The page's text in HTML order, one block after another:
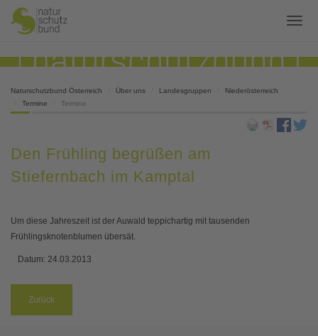
Naturschutzbund Österreich Über uns Landesgruppen
Niederösterreich
Termine
Termine
Den Frühling begrüßen am
Stiefernbach im Kamptal
Um diese Jahreszeit ist der Auwald teppichartig mit tausenden
Frühlingsknotenblumen übersät.
Datum: 24.03.2013
Zurück